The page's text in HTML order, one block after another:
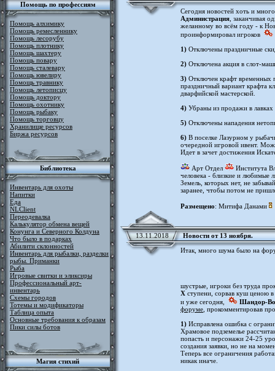
Помощь по профессиям
Помощь алхимику
Помощь ремесленнику
Помощь лесорубу
Помощь плотнику
Помощь шахтеру
Помощь повару
Помощь сталевару
Помощь ювелиру
Помощь травнику
Помощь летописцу
Помощь доктору
Помощь охотнику
Помощь рыбаку
Помощь торговцу
Хранилище ресурсов
Биржа ресурсов
Библиотека
Инвентарь для охоты
Напитки
Еда
NLClient
Переодевалка
Калькулятор обмена вещей
Конунга и Северного Колдуна
Что было в подарках
Абилити склонностей
Инвентарь для рыбалки, разделки
рыбы. Приманки
Рыба
Игровые свитки и эликсиры
Профессиональный арт-
инвентарь
Схемы городов
Тотемы и модификаторы
Таблица опыта
Основные требования к образам
Пики силы ботов
Магия стихий
Сегодня новостей хоть и
Администрация , заканчивая
желанному во всём году - к
проинформировал игроков
1) Отключены праздничные
2) Отключена акция в слот-
3) Отключен крафт временных
праздничный вариант крафта
дварфийской мастерской.
4) Убраны из продажи в
5) Отключены нападения
6) В поселке Лазурном у
очередной игровой ивент.
Идет в зачет достижения
Арт Отдел
Института
человека - близкие и любимые
Земель, которых нет, не
заранее, чтобы потом не
Размещено: Митифа Данами
13.11.2018
Новости от 13 ноября.
Итак, много шума было на
шустрые, игроки без труда
X ступени, сорвав куш ценою в
и уже сегодня,
Шандор-
форуме , прокомментировав
1) Исправлена ошибка с
Храмовое подземелье
попасть и персонажи 24-25
создания заявки, но не на
Теперь все ограничения
никак иначе.